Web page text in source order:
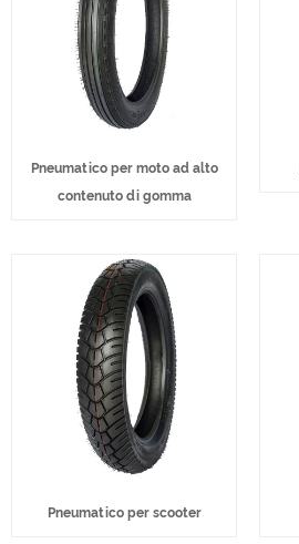
Pneumatico per moto ad alto
contenuto di gomma
Pneumatico per scooter